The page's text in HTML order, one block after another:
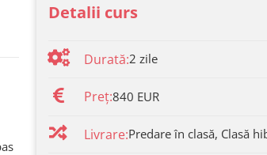
Detalii curs
Durată:2 zile
Preț:840 EUR
Livrare:Predare în clasă, Clasă